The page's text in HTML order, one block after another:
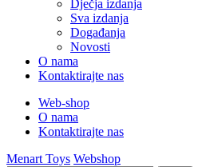
Dječja izdanja
Sva izdanja
Događanja
Novosti
O nama
Kontaktirajte nas
Web-shop
O nama
Kontaktirajte nas
Menart Toys Webshop